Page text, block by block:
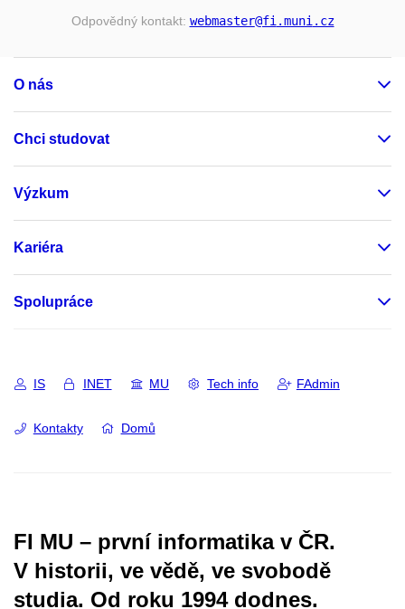
Odpovědný kontakt: webmaster@fi.muni.cz
O nás
Chci studovat
Výzkum
Kariéra
Spolupráce
IS INET MU Tech info FAdmin
Kontakty Domů
FI MU – první informatika v ČR.
V historii, ve vědě, ve svobodě
studia. Od roku 1994 dodnes.